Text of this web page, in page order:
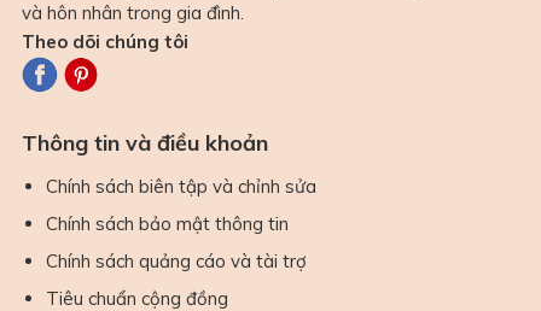
và hôn nhân trong gia đình.
Theo dõi chúng tôi
Thông tin và điều khoản
Chính sách biên tập và chỉnh sửa
Chính sách bảo mật thông tin
Chính sách quảng cáo và tài trợ
Tiêu chuẩn cộng đồng